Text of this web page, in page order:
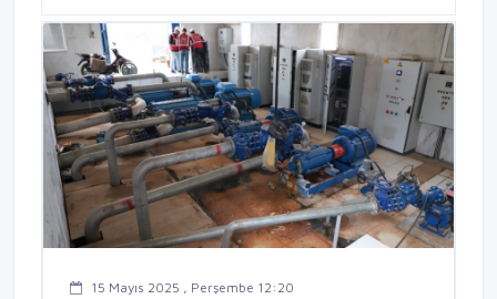
15 Mayıs 2025 , Perşembe 12:20